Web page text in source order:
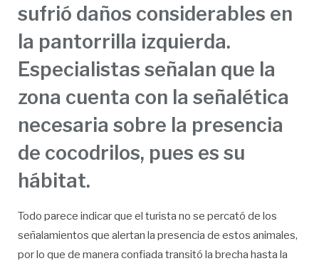
sufrió daños considerables en
la pantorrilla izquierda.
Especialistas señalan que la
zona cuenta con la señalética
necesaria sobre la presencia
de cocodrilos, pues es su
hábitat.
Todo parece indicar que el turista no se percató de los
señalamientos que alertan la presencia de estos animales,
por lo que de manera confiada transitó la brecha hasta la